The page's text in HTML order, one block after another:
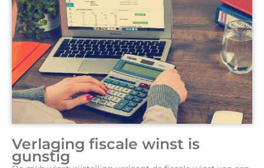
Verlaging fiscale winst is
gunstig